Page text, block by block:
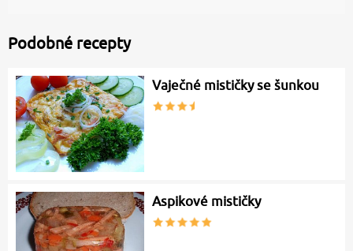
Podobné recepty
Vaječné mističky se šunkou
Aspikové mističky